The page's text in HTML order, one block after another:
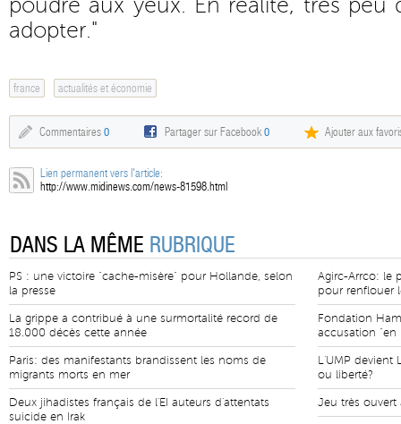
poudre aux yeux. En réalité, très
adopter."
france actualités et économie
Commentaires 0 Partager sur Facebook0 Ajouter aux
Lien permanent vers l'article:
http://www.midinews.com/news-81598.html
DANS LA MÊME RUBRIQUE
PS : une victoire "cache-misère" pour Hollande, selon
la presse
La grippe a contribué à une surmortalité record de
18.000 décès cette année
Paris: des manifestants brandissent les noms de
migrants morts en mer
Deux jihadistes français de l'EI auteurs d'attentats
suicide en Irak
Agirc-Arrco: le
pour renflouer
Fondation
accusation "en
L'UMP devient
ou liberté?
Jeu très ouvert